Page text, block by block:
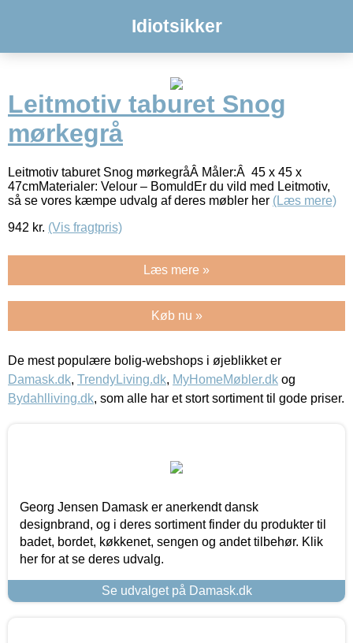
Idiotsikker
Leitmotiv taburet Snog
mørkegrå
Leitmotiv taburet Snog mørkegråÂ Måler:Â 45 x 45 x
47cmMaterialer: Velour – BomuldEr du vild med Leitmotiv,
så se vores kæmpe udvalg af deres møbler her (Læs mere)
942 kr. (Vis fragtpris)
Læs mere »
Køb nu »
De mest populære bolig-webshops i øjeblikket er
Damask.dk, TrendyLiving.dk, MyHomeMøbler.dk og
Bydahlliving.dk, som alle har et stort sortiment til gode priser.
Georg Jensen Damask er anerkendt dansk
designbrand, og i deres sortiment finder du produkter til
badet, bordet, køkkenet, sengen og andet tilbehør. Klik
her for at se deres udvalg.
Se udvalget på Damask.dk